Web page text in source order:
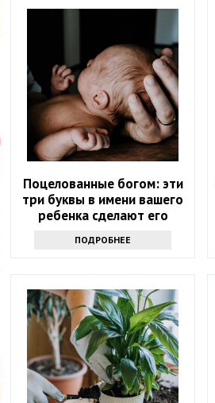
Поцелованные богом: эти
три буквы в имени вашего
ребенка сделают его
ПОДРОБНЕЕ